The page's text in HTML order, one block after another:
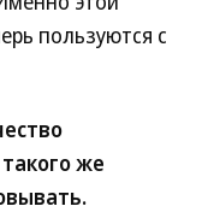
пользуются с
же